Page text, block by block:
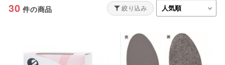
小林老舗
30 件の商品 絞り込み